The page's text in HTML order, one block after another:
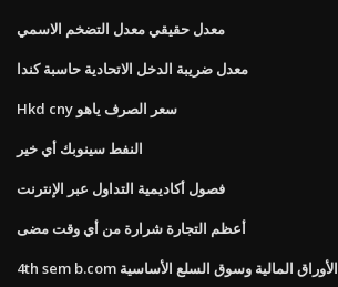
معدل حقيقي معدل التضخم الاسمي
معدل ضريبة الدخل الاتحادية حاسبة كندا
Hkd cny سعر الصرف ياهو
النفط سينوبك أي خير
فصول أكاديمية التداول عبر الإنترنت
أعظم التجارة شرارة من أي وقت مضى
4th sem b.com الأوراق المالية وسوق السلع الأساسية